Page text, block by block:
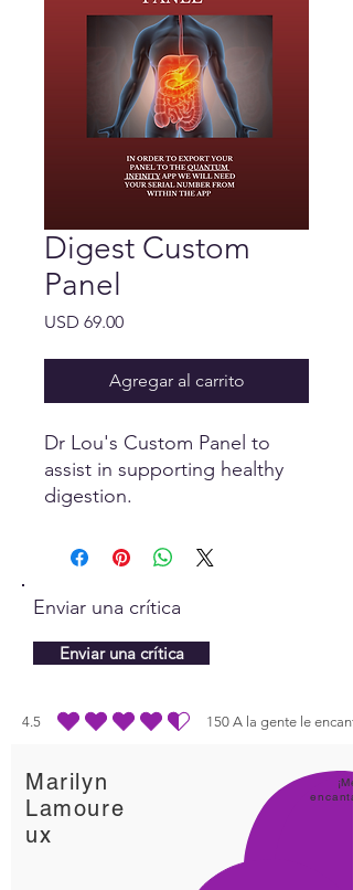
Digest Custom
Panel
USD 69.00Precio
Agregar al carrito
Dr Lou's Custom Panel to
assist in supporting healthy
digestion.
Enviar una crítica
Enviar una crítica
4.5 150 A la gente le
la calificación promedio es 4.5 de 5, basada en 150
Marilyn
Lamoure
ux
¡Me
encanta